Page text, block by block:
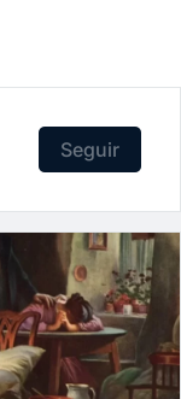
Seguir